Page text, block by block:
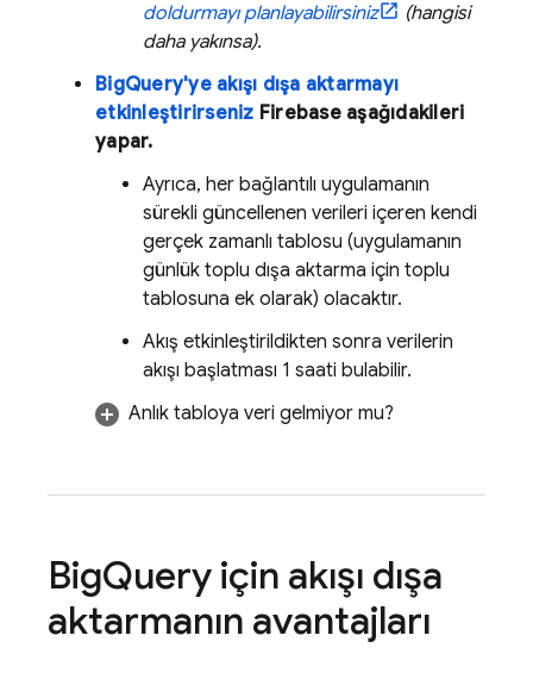
doldurmayı planlayabilirsiniz
(hangisi
daha yakınsa).
BigQuery'ye akışı dışa aktarmayı
etkinleştirirseniz Firebase aşağıdakileri
yapar.
Ayrıca, her bağlantılı uygulamanın
sürekli güncellenen verileri içeren kendi
gerçek zamanlı tablosu (uygulamanın
günlük toplu dışa aktarma için toplu
tablosuna ek olarak) olacaktır.
Akış etkinleştirildikten sonra verilerin
akışı başlatması 1 saati bulabilir.
Anlık tabloya veri gelmiyor mu?
BigQuery için akışı dışa
aktarmanın avantajları